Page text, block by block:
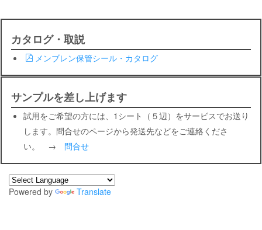
カタログ・取説
メンブレン保管シール・カタログ
サンプルを差し上げます
試用をご希望の方には、1シート（５辺）をサービスでお送り
します。問合せのページから発送先などをご連絡くださ
い。 → 問合せ
Powered by Translate